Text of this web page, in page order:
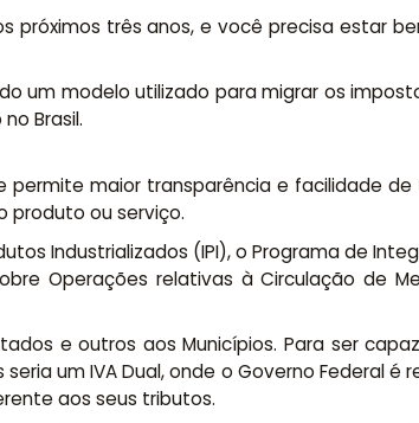
três anos, e você precisa estar
um modelo utilizado para migrar os
Brasil.
maior transparência e facilidade de
produto ou serviço.
Industrializados (IPI), o Programa de
Operações relativas à Circulação de
e outros aos Municípios. Para ser
um IVA Dual, onde o Governo Federal é
aos seus tributos.